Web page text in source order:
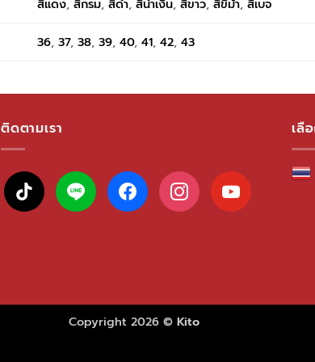
สีแดง,สีกรม,สีดำ,สีน้ำเงิน,สีขาว,สีขี้ม้า,สีเบจ
36,37,38,39,40,41,42,43
ติดตามเรา
tiktok line facebookinstagramyoutube
เลื
Copyright 2026 © Kito